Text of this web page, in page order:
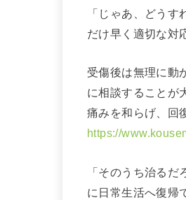
「じゃあ、どう
だけ早く適切な対
受傷後は無理に動
に相談することが
痛みを和らげ、回
https://
「そのうち治る
に日常生活へ復帰